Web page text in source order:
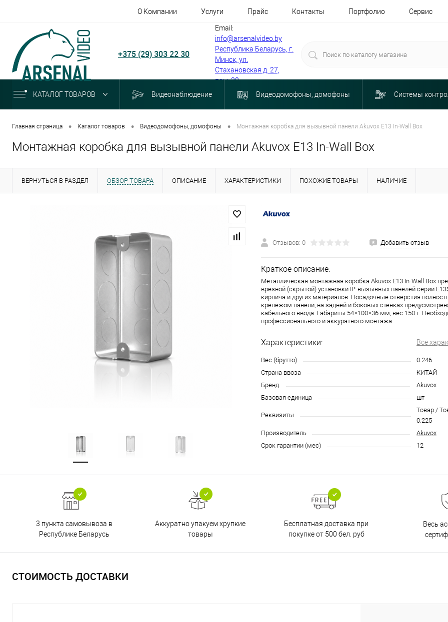
О Компании Услуги Прайс Контакты Портфолио Сервис
+375 (29) 303 22 30
Email:
info@arsenalvideo.by
Республика Беларусь, г.
Минск, ул.
Стахановская д. 27,
пом. 30
КАТАЛОГ ТОВАРОВ Видеонаблюдение Видеодомофоны, домофоны Системы
Главная страница • Каталог товаров • Видеодомофоны, домофоны • Монтажная коробка для вызывной панели Akuvox E13 In-Wall Box
Монтажная коробка для вызывной панели Akuvox E13 In-Wall Box
ВЕРНУТЬСЯ В РАЗДЕЛ ОБЗОР ТОВАРА ОПИСАНИЕ ХАРАКТЕРИСТИКИ ПОХОЖИЕ ТОВАРЫ НАЛИЧИЕ
Отзывов: 0 Добавить отзыв
Краткое описание:
Металлическая монтажная коробка Akuvox E13 In-Wall Box
врезной (скрытой) установки IP-вызывных панелей серии
кирпича и других материалов. Посадочные отверстия
крепежом панели, на задней и боковых стенках
кабельного ввода. Габариты 54×100×36 мм, вес 150 г.
профессионального и аккуратного монтажа.
Характеристики: Все
Вес (брутто)
0.246
Страна ввоза
КИТАЙ
Бренд.
Akuvox
Базовая единица
шт
Реквизиты
Товар /
0.225
Производитель
Akuvox
Срок гарантии (мес)
12
3 пункта самовывоза в
Республике Беларусь
Аккуратно упакуем хрупкие
товары
Бесплатная доставка при
покупке от 500 бел. руб
Весь
СТОИМОСТЬ ДОСТАВКИ